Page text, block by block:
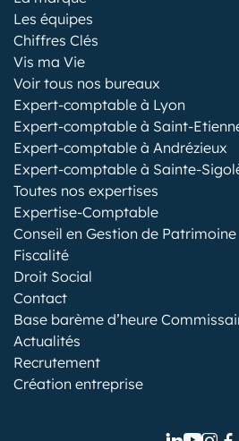
Les équipes
Chiffres Clés
Vis ma Vie
Voir tous nos bureaux
Expert-comptable à Lyon
Expert-comptable à Saint-
Expert-comptable à Andrézieux
Expert-comptable à Sainte-
Toutes nos expertises
Expertise-Comptable
Conseil en Gestion de Patrimoine
Fiscalité
Droit Social
Contact
Base barème d’heure
Actualités
Recrutement
Création entreprise